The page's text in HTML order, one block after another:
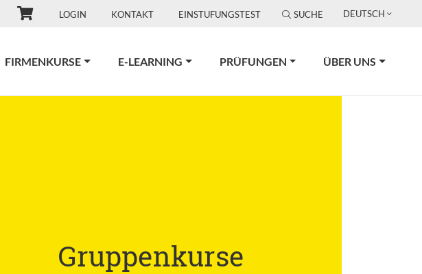
LOGIN KONTAKT EINSTUFUNGSTEST SUCHE DEUTSCH
FIRMENKURSE E-LEARNING PRÜFUNGEN ÜBER UNS
Gruppenkurse